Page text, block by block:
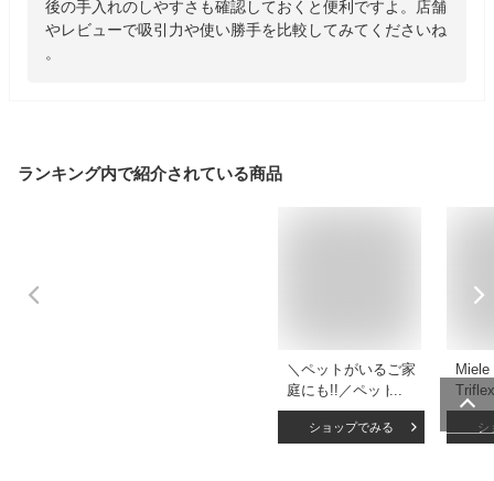
後の手入れのしやすさも確認しておくと便利ですよ。店舗
やレビューで吸引力や使い勝手を比較してみてくださいね
。
ランキング内で紹介されている商品
＼ペットがいるご家
庭にも!!／ペット 抜
け毛 犬 猫 掃除機
紙パック式 紙パッ
ショップでみる
し 新
シ